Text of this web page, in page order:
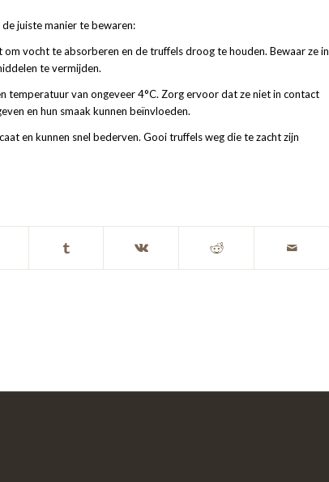
juiste manier te bewaren:
vocht te absorberen en de truffels droog te houden. Bewaar ze in
te vermijden.
temperatuur van ongeveer 4°C. Zorg ervoor dat ze niet in contact
en hun smaak kunnen beïnvloeden.
en kunnen snel bederven. Gooi truffels weg die te zacht zijn